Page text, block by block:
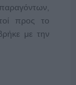
προς το
με την